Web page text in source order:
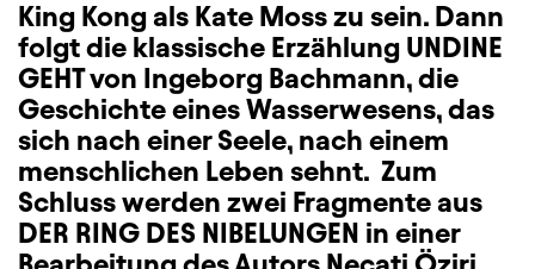
King Kong als Kate Moss zu sein. Dann
folgt die klassische Erzählung UNDINE
GEHT von Ingeborg Bachmann, die
Geschichte eines Wasserwesens, das
sich nach einer Seele, nach einem
menschlichen Leben sehnt. Zum
Schluss werden zwei Fragmente aus
DER RING DES NIBELUNGEN in einer